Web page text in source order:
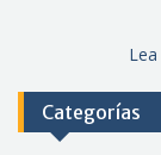
Categorías